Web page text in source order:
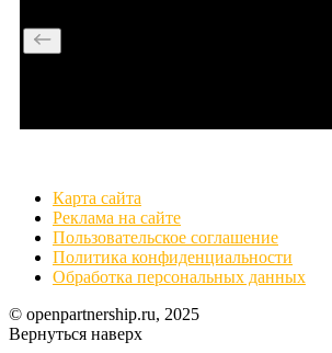
Карта сайта
Реклама на сайте
Пользовательское соглашение
Политика конфиденциальности
Обработка персональных данных
© openpartnership.ru, 2025
Вернуться наверх